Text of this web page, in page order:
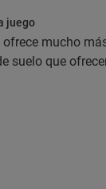
juego
ofrece mucho
suelo que
colección de
que elija.